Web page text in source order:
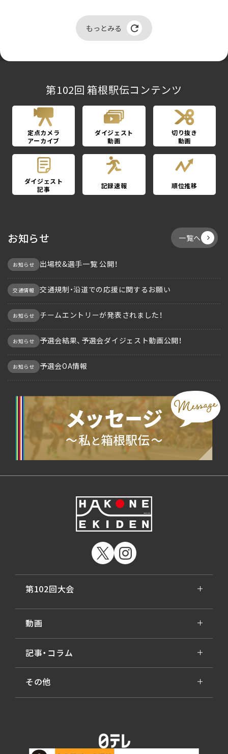
もっとみる
第102回 箱根駅伝コンテンツ
定点カメラ
アーカイブ
ダイジェスト
動画
切り抜き
動画
ダイジェスト
記事
記録速報 順位推移
お知らせ 一覧へ
お知らせ 出場校&選手一覧 公開！
交通情報 交通規制・沿道での応援に関するお願い
お知らせ チームエントリーが発表されました！
お知らせ 予選会結果、予選会ダイジェスト動画公開！
お知らせ 予選会OA情報
第102回大会
動画
記事・コラム
その他